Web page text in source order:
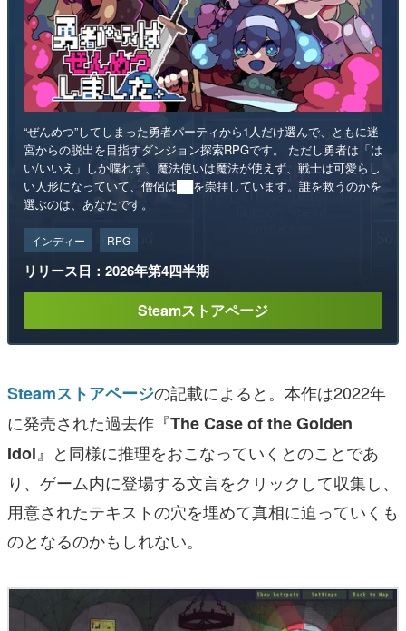
“ぜんめつ”してしまった勇者パーティから1人だけ選んで、ともに迷
宮からの脱出を目指すダンジョン探索RPGです。 ただし勇者は「は
い/いいえ」しか喋れず、魔法使いは魔法が使えず、戦士は可愛らし
い人形になっていて、僧侶は██を崇拝しています。誰を救うのかを
選ぶのは、あなたです。
インディー RPG
リリース日：2026年第4四半期
Steamストアページ
Steamストアページの記載によると。本作は2022年
に発売された過去作『The Case of the Golden
Idol 』と同様に推理をおこなっていくとのことであ
り、ゲーム内に登場する文言をクリックして収集し、
用意されたテキストの穴を埋めて真相に迫っていくも
のとなるのかもしれない。